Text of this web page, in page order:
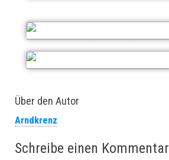
Über den Autor
Arndkrenz
Schreibe einen Kommentar